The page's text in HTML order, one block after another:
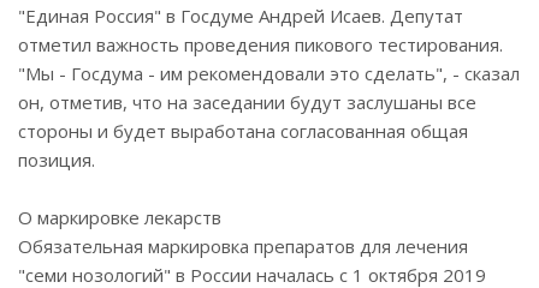
"Единая Россия" в Госдуме Андрей Исаев. Депутат
отметил важность проведения пикового тестирования.
"Мы - Госдума - им рекомендовали это сделать", - сказал
он, отметив, что на заседании будут заслушаны все
стороны и будет выработана согласованная общая
позиция.
О маркировке лекарств
Обязательная маркировка препаратов для лечения
"семи нозологий" в России началась с 1 октября 2019